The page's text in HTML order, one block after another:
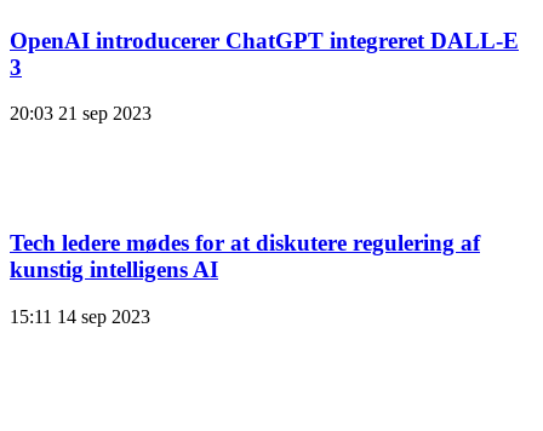
OpenAI introducerer ChatGPT integreret DALL-E
3
20:03 21 sep 2023
Tech ledere mødes for at diskutere regulering af
kunstig intelligens AI
15:11 14 sep 2023